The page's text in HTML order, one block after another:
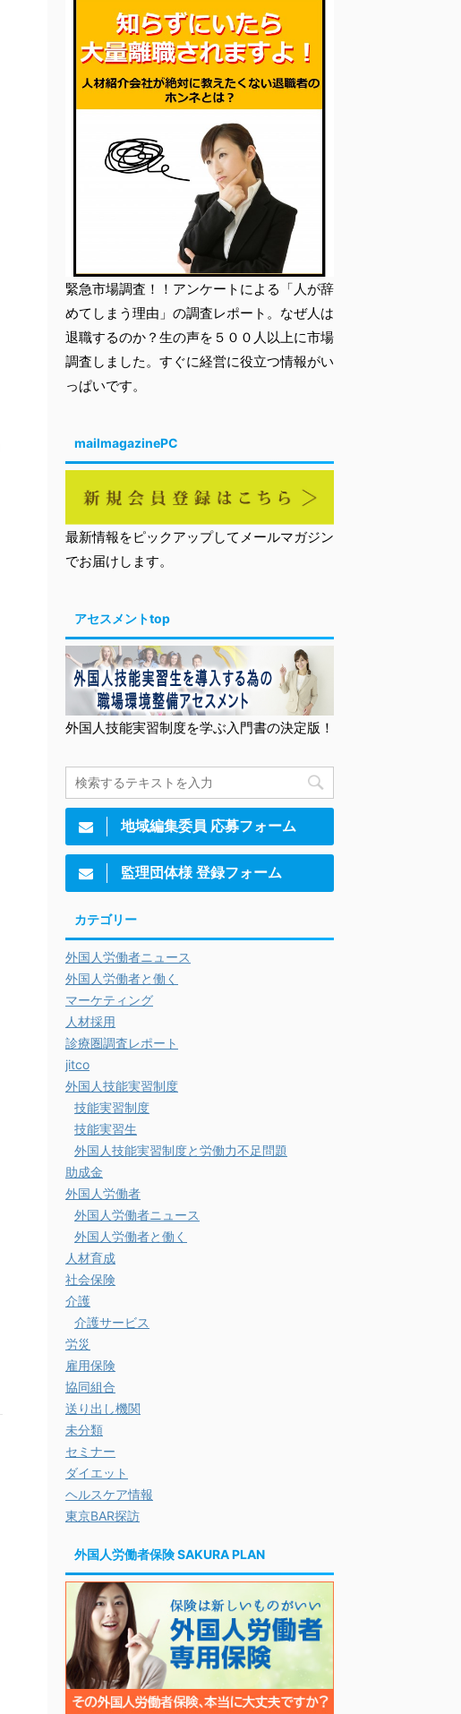
緊急市場調査！！アンケートによる「人が辞
めてしまう理由」の調査レポート。なぜ人は
退職するのか？生の声を５００人以上に市場
調査しました。すぐに経営に役立つ情報がい
っぱいです。
mailmagazinePC
最新情報をピックアップしてメールマガジン
でお届けします。
アセスメントtop
外国人技能実習制度を学ぶ入門書の決定版！
地域編集委員 応募フォーム
監理団体様 登録フォーム
カテゴリー
外国人労働者ニュース
外国人労働者と働く
マーケティング
人材採用
診療圏調査レポート
jitco
外国人技能実習制度
技能実習制度
技能実習生
外国人技能実習制度と労働力不足問題
助成金
外国人労働者
外国人労働者ニュース
外国人労働者と働く
人材育成
社会保険
介護
介護サービス
労災
雇用保険
協同組合
送り出し機関
未分類
セミナー
ダイエット
ヘルスケア情報
東京BAR探訪
外国人労働者保険 SAKURA PLAN